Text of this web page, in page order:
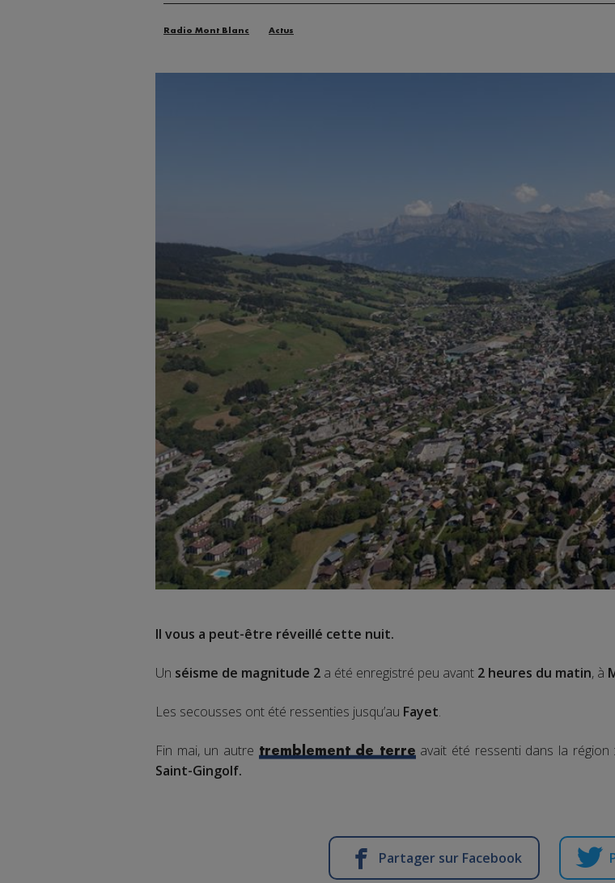
Radio Mont Blanc Actus
Il vous a peut-être réveillé cette nuit.
Un séisme de magnitude 2 a été enregistré peu avant 2 heures du matin, à
Les secousses ont été ressenties jusqu’au Fayet.
Fin mai, un autre tremblement de terre avait été ressenti dans la région
Saint-Gingolf.
Partager sur Facebook